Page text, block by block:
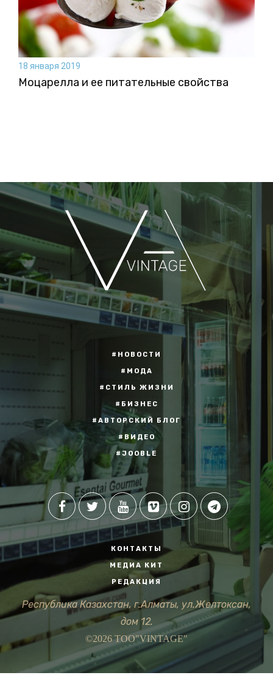
18 января 2019
Моцарелла и ее питательные свойства
#НОВОСТИ
#МОДА
#СТИЛЬ ЖИЗНИ
#БИЗНЕС
#АВТОРСКИЙ БЛОГ
#ВИДЕО
#JOOBLE
КОНТАКТЫ
МЕДИА КИТ
РЕДАКЦИЯ
Республика Казахстан, г.Алматы, ул.Желтоксан,
дом 12.
©2026 ТОО"VINTAGE"